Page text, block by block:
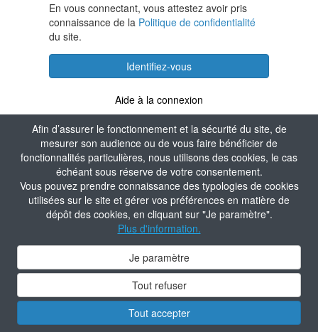
Afin d’assurer le fonctionnement et la sécurité du site, de
mesurer son audience ou de vous faire bénéficier de
fonctionnalités particulières, nous utilisons des cookies, le cas
échéant sous réserve de votre consentement.
Vous pouvez prendre connaissance des typologies de cookies
utilisées sur le site et gérer vos préférences en matière de
dépôt des cookies, en cliquant sur "Je paramètre".
Plus d'information.
Je paramètre
Tout refuser
Tout accepter
En vous connectant, vous attestez avoir pris
connaissance de la Politique de confidentialité
du site.
Identifiez-vous
Aide à la connexion